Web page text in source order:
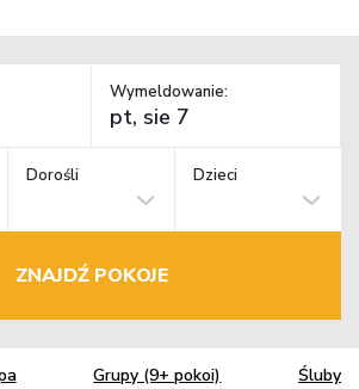
Wymeldowanie:
Dorośli Dzieci
ZNAJDŹ POKOJE
Grupy (9+ pokoi) Śluby